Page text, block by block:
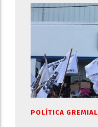
POLÍTICA GREMIAL